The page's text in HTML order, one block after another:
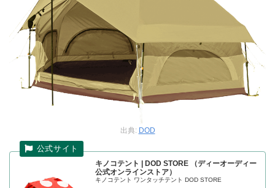
出典: DOD
キノコテント | DOD STORE （ディーオーディー
公式オンラインストア）
キノコテント ワンタッチテント DOD STORE